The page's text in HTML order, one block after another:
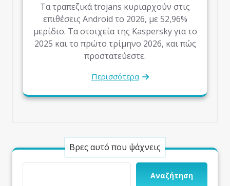
Τα τραπεζικά trojans κυριαρχούν στις
επιθέσεις Android το 2026, με 52,96%
μερίδιο. Τα στοιχεία της Kaspersky για το
2025 και το πρώτο τρίμηνο 2026, και πώς
προστατεύεστε.
Περισσότερα
Βρες αυτό που ψάχνεις
Αναζήτηση